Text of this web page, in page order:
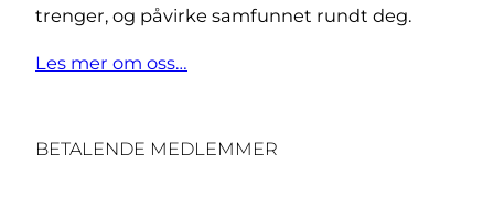
trenger, og påvirke samfunnet rundt deg.
Les mer om oss…
BETALENDE MEDLEMMER